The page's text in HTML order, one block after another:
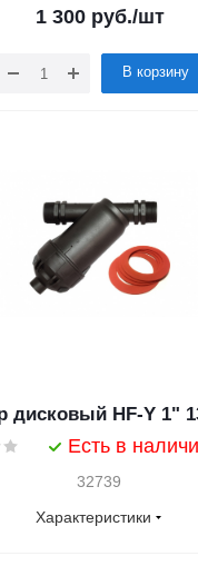
1 300руб./шт
В корзину
дисковый HF-Y 1"
Есть в
32739
Характеристики